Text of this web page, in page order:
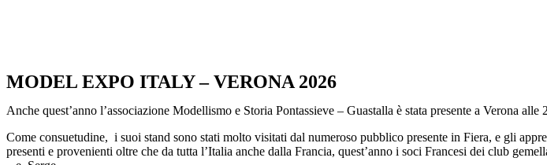
MODEL EXPO ITALY – VERONA 2026
Anche quest’anno l’associazione Modellismo e Storia Pontassieve – Guastalla è stata presente a Verona
Come consuetudine, i suoi stand sono stati molto visitati dal numeroso pubblico presente in Fiera, e gli
presenti e provenienti oltre che da tutta l’Italia anche dalla Francia, quest’anno i soci Francesi dei club